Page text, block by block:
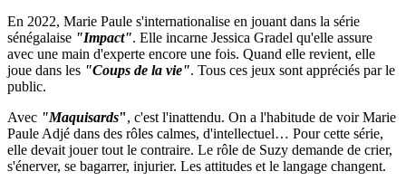
En 2022, Marie Paule s'internationalise en jouant dans la série
sénégalaise "Impact". Elle incarne Jessica Gradel qu'elle assure
avec une main d'experte encore une fois. Quand elle revient, elle
joue dans les "Coups de la vie". Tous ces jeux sont appréciés par le
public.
Avec "Maquisards", c'est l'inattendu. On a l'habitude de voir Marie
Paule Adjé dans des rôles calmes, d'intellectuel… Pour cette série,
elle devait jouer tout le contraire. Le rôle de Suzy demande de crier,
s'énerver, se bagarrer, injurier. Les attitudes et le langage changent.